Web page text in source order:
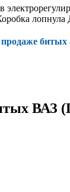
лопнула
ВАЗ